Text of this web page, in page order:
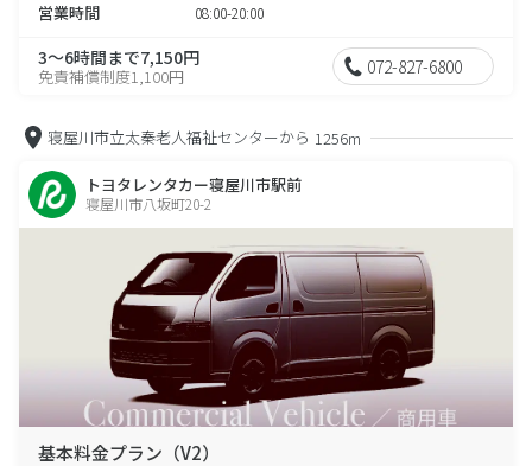
営業時間 08:00-20:00
3～6時間まで7,150円
免責補償制度1,100円 072-827-6800
寝屋川市立太秦老人福祉センターから 1256m
トヨタレンタカー寝屋川市駅前
寝屋川市八坂町20-2
基本料金プラン（V2）